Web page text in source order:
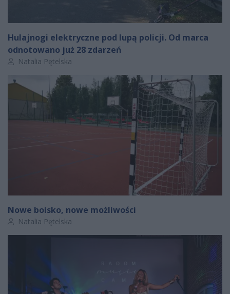
Hulajnogi elektryczne pod lupą policji. Od marca
odnotowano już 28 zdarzeń
Autor artykułu:
Natalia Pętelska
Nowe boisko, nowe możliwości
Autor artykułu:
Natalia Pętelska